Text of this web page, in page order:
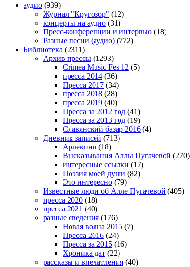
аудио (939)
Журнал "Кругозор" (12)
концерты на аудио (31)
Пресс-конференции и интервью (18)
Разные песни (аудио) (772)
Библиотека (2311)
Архив прессы (1293)
Crimea Music Fes 12 (5)
пресса 2014 (36)
Пресса 2017 (34)
пресса 2018 (28)
пресса 2019 (40)
Пресса за 2012 год (41)
Пресса за 2013 год (19)
Славянский базар 2016 (4)
Дневник записей (713)
Арлекино (18)
Высказывания Аллы Пугачевой (270)
интересные ссылки (17)
Поэзия моей души (82)
Это интересно (79)
Известные люди об Алле Пугачевой (405)
пресса 2020 (18)
пресса 2021 (40)
разные сведения (176)
Новая волна 2015 (7)
Пресса 2016 (24)
Пресса за 2015 (16)
Хроника дат (22)
рассказы и впечатления (40)